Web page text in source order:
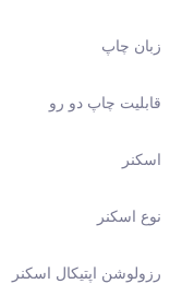
زبان چاپ
قابلیت چاپ دو رو
اسکنر
نوع اسکنر
رزولوشن اپتیکال اسکنر